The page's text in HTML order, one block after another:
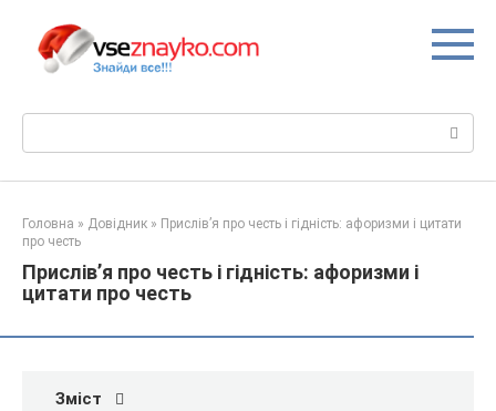
вмісту
Головна » Довідник » Прислів’я про честь і гідність: афоризми і цитати
про честь
Прислів’я про честь і гідність: афоризми і
цитати про честь
Зміст